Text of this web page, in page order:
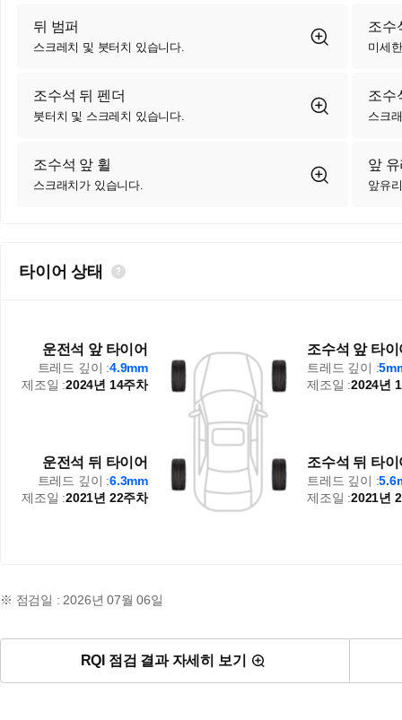
뒤 범퍼
스크레치 및 붓터치 있습니다.
조수
미세
조수석 뒤 펜더
붓터치 및 스크레치 있습니다.
조수
스크
조수석 앞 휠
스크래치가 있습니다.
앞
앞유
타이어 상태
운전석 앞 타이어
트레드 깊이 :4.9mm
제조일 :2024년 14주차
운전석 뒤 타이어
트레드 깊이 :6.3mm
제조일 :2021년 22주차
조수석 뒤 타이
트레드 깊이 :
제조일 :2021년
조수석 앞 타이
트레드 깊이 :
제조일 :2024년
※ 점검일 : 2026년 07월 06일
RQI 점검 결과 자세히 보기